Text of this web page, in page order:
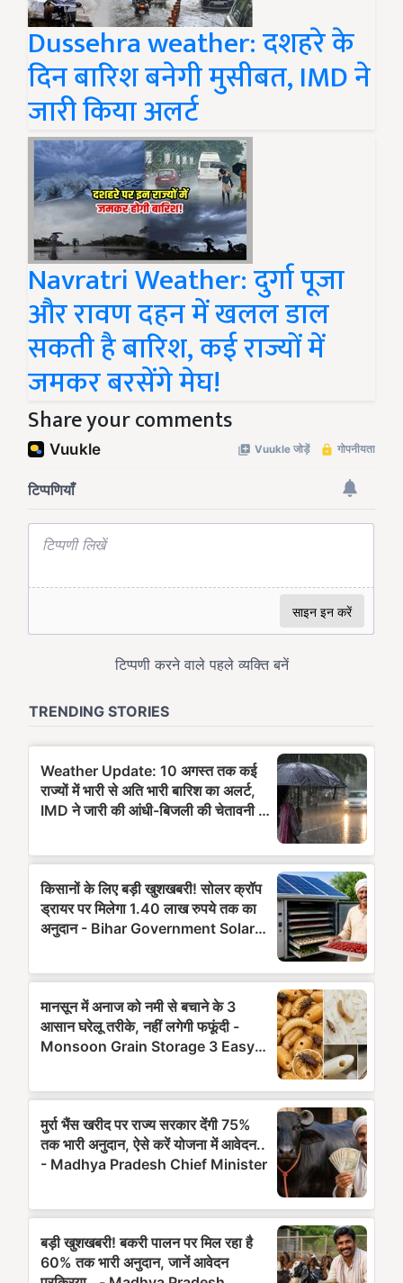
Dussehra weather: दशहरे के
दिन बारिश बनेगी मुसीबत, IMD ने
जारी किया अलर्ट
Navratri Weather: दुर्गा पूजा
और रावण दहन में खलल डाल
सकती है बारिश, कई राज्यों में
जमकर बरसेंगे मेघ!
Share your comments